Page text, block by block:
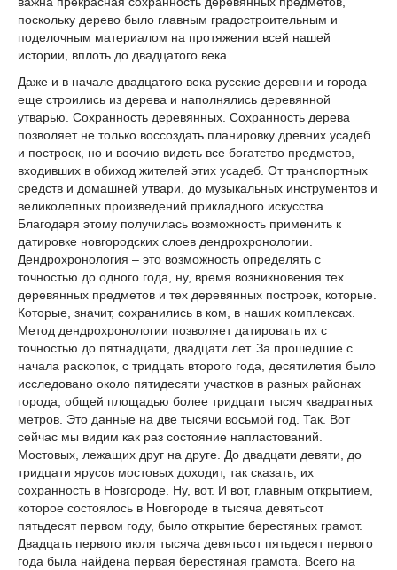
поскольку дерево было главным градостроительным и
поделочным материалом на протяжении всей нашей
истории, вплоть до двадцатого века.
Даже и в начале двадцатого века русские деревни и города
еще строились из дерева и наполнялись деревянной
утварью. Сохранность деревянных. Сохранность дерева
позволяет не только воссоздать планировку древних усадеб
и построек, но и воочию видеть все богатство предметов,
входивших в обиход жителей этих усадеб. От транспортных
средств и домашней утвари, до музыкальных инструментов и
великолепных произведений прикладного искусства.
Благодаря этому получилась возможность применить к
датировке новгородских слоев дендрохронологии.
Дендрохронология – это возможность определять с
точностью до одного года, ну, время возникновения тех
деревянных предметов и тех деревянных построек, которые.
Которые, значит, сохранились в ком, в наших комплексах.
Метод дендрохронологии позволяет датировать их с
точностью до пятнадцати, двадцати лет. За прошедшие с
начала раскопок, с тридцать второго года, десятилетия было
исследовано около пятидесяти участков в разных районах
города, общей площадью более тридцати тысяч квадратных
метров. Это данные на две тысячи восьмой год. Так. Вот
сейчас мы видим как раз состояние напластований.
Мостовых, лежащих друг на друге. До двадцати девяти, до
тридцати ярусов мостовых доходит, так сказать, их
сохранность в Новгороде. Ну, вот. И вот, главным открытием,
которое состоялось в Новгороде в тысяча девятьсот
пятьдесят первом году, было открытие берестяных грамот.
Двадцать первого июля тысяча девятьсот пятьдесят первого
года была найдена первая берестяная грамота. Всего на